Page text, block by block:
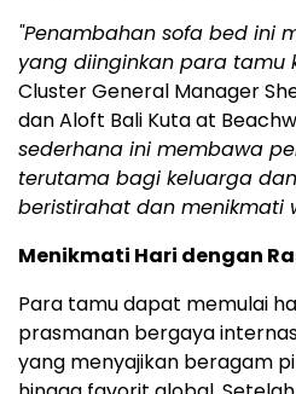
"Penambahan sofa bed ini
yang diinginkan para tamu
Cluster General Manager
dan Aloft Bali Kuta at
sederhana ini membawa
terutama bagi keluarga
beristirahat dan menikmati
Menikmati Hari dengan
Para tamu dapat memulai
prasmanan bergaya
yang menyajikan beragam